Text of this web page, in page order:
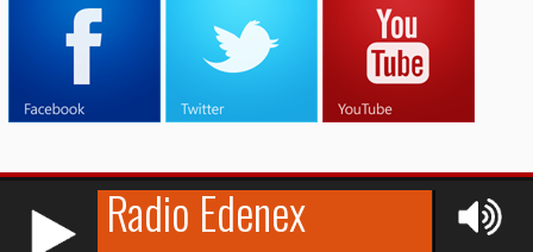
RCAST.NET
© (2009-2026)Edenex